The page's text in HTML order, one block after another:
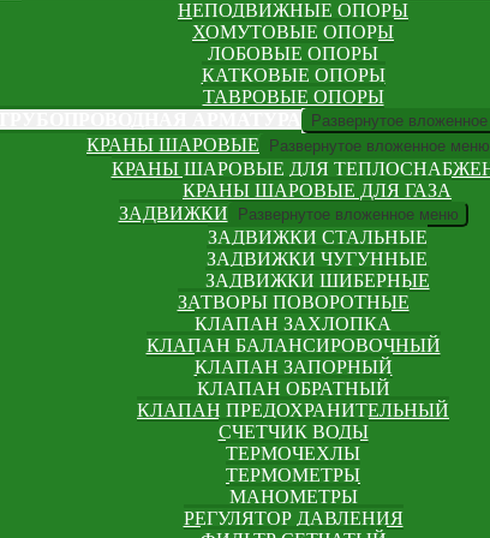
НЕПОДВИЖНЫЕ ОПОРЫ
ХОМУТОВЫЕ ОПОРЫ
ЛОБОВЫЕ ОПОРЫ
КАТКОВЫЕ ОПОРЫ
ТАВРОВЫЕ ОПОРЫ
Развернутое
КРАНЫ ШАРОВЫЕ Развернутое вложенное меню
КРАНЫ ШАРОВЫЕ ДЛЯ
КРАНЫ ШАРОВЫЕ ДЛЯ ГАЗА
ЗАДВИЖКИ
Развернутое вложенное меню
ЗАДВИЖКИ СТАЛЬНЫЕ
ЗАДВИЖКИ ЧУГУННЫЕ
ЗАДВИЖКИ ШИБЕРНЫЕ
ЗАТВОРЫ ПОВОРОТНЫЕ
КЛАПАН ЗАХЛОПКА
КЛАПАН БАЛАНСИРОВОЧНЫЙ
КЛАПАН ЗАПОРНЫЙ
КЛАПАН ОБРАТНЫЙ
КЛАПАН ПРЕДОХРАНИТЕЛЬНЫЙ
СЧЕТЧИК ВОДЫ
ТЕРМОЧЕХЛЫ
ТЕРМОМЕТРЫ
МАНОМЕТРЫ
РЕГУЛЯТОР ДАВЛЕНИЯ